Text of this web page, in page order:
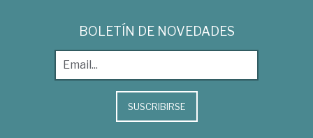
BOLETÍN DE NOVEDADES
SUSCRIBIRSE